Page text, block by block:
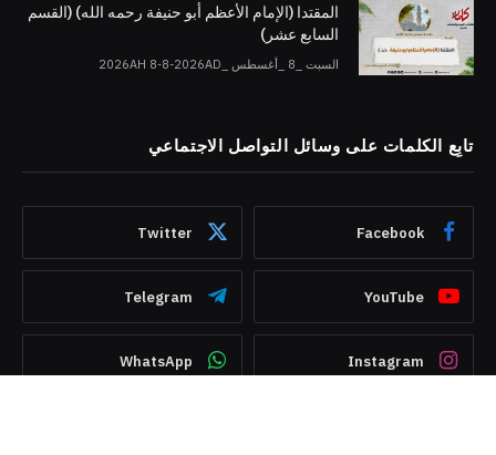
المقتدا (الإمام الأعظم أبو حنيفة رحمه الله) (القسم
السابع عشر)
السبت _8 _أغسطس _2026AH 8-8-2026AD
تابِع الكلمات على وسائل التواصل الاجتماعي
Facebook
Twitter
YouTube
Telegram
Instagram
WhatsApp